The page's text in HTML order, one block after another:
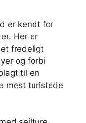
er kendt for
Her er
fredeligt
og forbi
til en
mest turistede